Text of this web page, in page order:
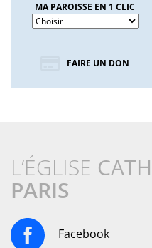
MA PAROISSE EN 1 CLIC
FAIRE UN DON
L’ÉGLISE
PARIS
Facebook